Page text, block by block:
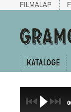
FILMALAP